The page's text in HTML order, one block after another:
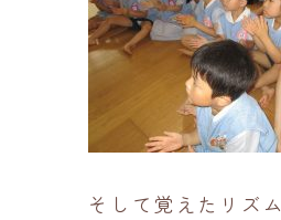
そして覚えたリズ